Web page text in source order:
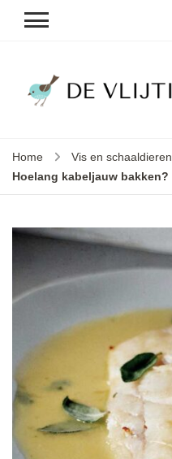
Home
Vis en schaaldieren
Hoelang kabeljauw bakken?